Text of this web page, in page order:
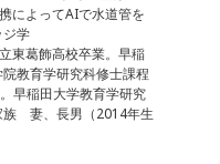
によってAIで水道管を
学
東葛飾高校卒業。早稲
教育学研究科修士課程
早稲田大学教育学研究
族 妻、長男（2014年生